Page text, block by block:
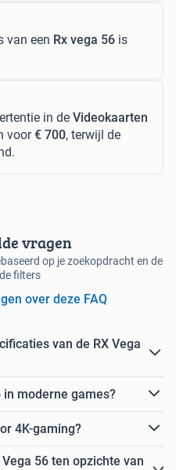
van een Rx vega 56 is
in de Videokaarten
voor€ 700, terwijl de
vragen
op je zoekopdracht en de
filters
over deze FAQ
van de RX Vega
in moderne games?
4K-gaming?
56 ten opzichte van